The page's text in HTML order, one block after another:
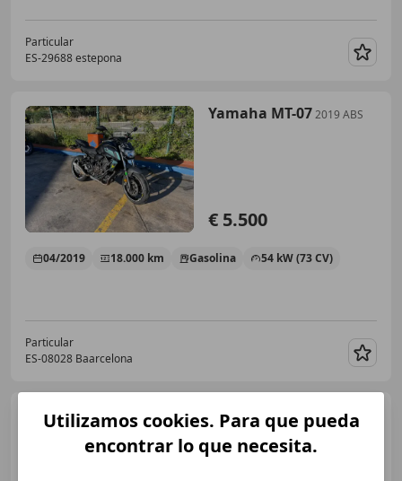
Particular
ES-29688 estepona
Yamaha MT-072019 ABS
€ 5.500
04/2019 18.000 km Gasolina 54 kW (73 CV)
Particular
ES-08028 Baarcelona
Yamaha MT-07 YAMAHA
MT-07 2019 / Limitada A2 /
Escape MIVV / Mo
Utilizamos cookies. Para que pueda
encontrar lo que necesita.